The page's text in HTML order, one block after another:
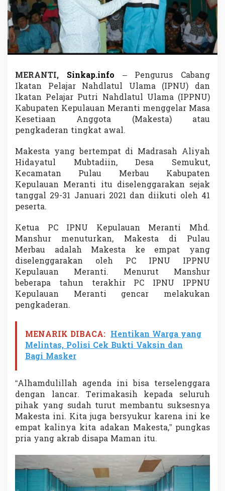
P
C
I
P
N
U
P
N
U
M
e
t
i
G
e
a
k
e
t
a
MERANTI, Sinkap.info – Pengurus Cabang
Ikatan Pelajar Nahdlatul Ulama (IPNU) dan
Ikatan Pelajar Putri Nahdlatul Ulama (IPPNU)
Kabupaten Kepulauan Meranti menggelar Masa
Kesetiaan Anggota (Makesta) atau
pengkaderan tingkat awal.
Makesta yang bertempat di Madrasah Aliyah
Hidayatul Mubtadiin, Desa Semukut,
Kecamatan Pulau Merbau Kabupaten
Kepulauan Meranti itu diselenggarakan sejak
tanggal 29-31 Januari 2021 dan diikuti oleh 41
peserta.
Ketua PC IPNU Kepulauan Meranti Mhd.
Manshur menuturkan, Makesta di Pulau
Merbau adalah Makesta ke empat yang
diselenggarakan oleh PC IPNU IPPNU
Kepulauan Meranti. Menurut Manshur
beberapa tahun terakhir PC IPNU IPPNU
Kepulauan Meranti gencar melakukan
pengkaderan.
MENARIK DIBACA: Hentikan Warga yang
Melintas, Polisi Cek Bukti Vaksin dan
Bagi Masker
“Alhamdulillah agenda ini bisa terselenggara
dengan lancar. Terimakasih kepada seluruh
pihak yang sudah turut membantu suksesnya
Makesta ini. Kita juga bersyukur karena ini ke
empat kalinya kita adakan Makesta,” pungkas
pria yang akrab disapa Maman itu.